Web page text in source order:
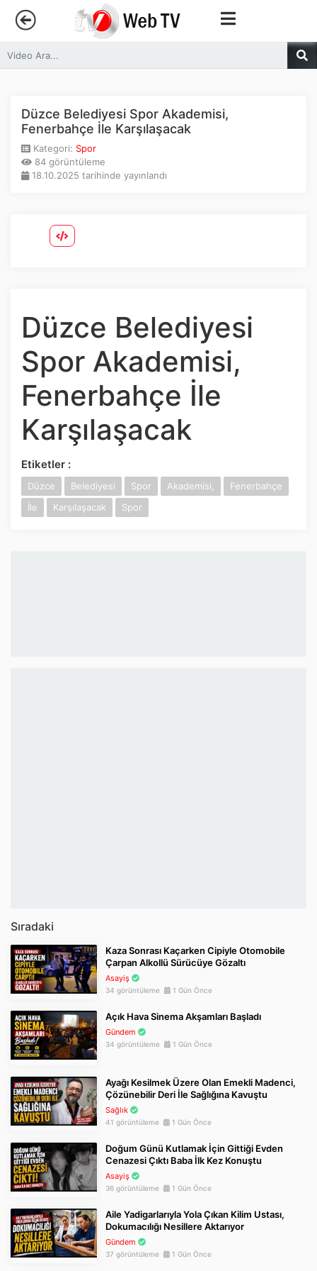
Anasayfa
Canlı Yayın
Kategoriler
İnstagram
Twitter
Google Play
App Store
Düzce Belediyesi Spor Akademisi,
Fenerbahçe İle Karşılaşacak
Kategori: Spor
84 görüntüleme
18.10.2025 tarihinde yayınlandı
Düzce Belediyesi
Spor Akademisi,
Fenerbahçe İle
Karşılaşacak
Etiketler :
Düzce Belediyesi Spor Akademisi,
Fenerbahçe
İle
Karşılaşacak Spor
Sıradaki
Kaza Sonrası Kaçarken Cipiyle Otomobile
Çarpan Alkollü Sürücüye Gözaltı
Asayiş
34 görüntüleme 1 Gün Önce
Açık Hava Sinema Akşamları Başladı
Gündem
34 görüntüleme 1 Gün Önce
Ayağı Kesilmek Üzere Olan Emekli Madenci,
Çözünebilir Deri İle Sağlığına Kavuştu
Sağlık
41 görüntüleme 1 Gün Önce
Doğum Günü Kutlamak İçin Gittiği Evden
Cenazesi Çıktı Baba İlk Kez Konuştu
Asayiş
36 görüntüleme 1 Gün Önce
Aile Yadigarlarıyla Yola Çıkan Kilim Ustası,
Dokumacılığı Nesillere Aktarıyor
Gündem
37 görüntüleme 1 Gün Önce